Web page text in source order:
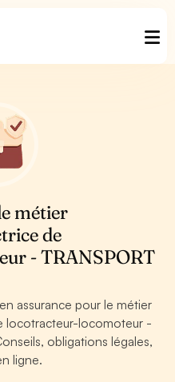
métier
de
- TRANSPORT
assurance pour le métier
locotracteur-locomoteur -
obligations légales,
ligne.